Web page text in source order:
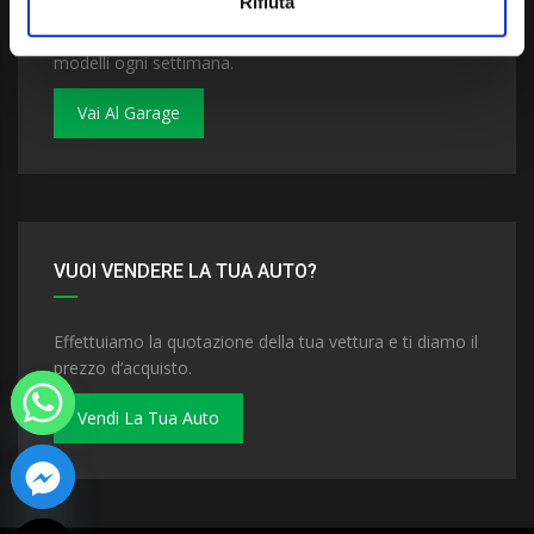
Dai un'occhiata al nostro garage. Troverai nuovi
modelli ogni settimana.
Vai Al Garage
VUOI VENDERE LA TUA AUTO?
Effettuiamo la quotazione della tua vettura e ti diamo il
prezzo d’acquisto.
Vendi La Tua Auto